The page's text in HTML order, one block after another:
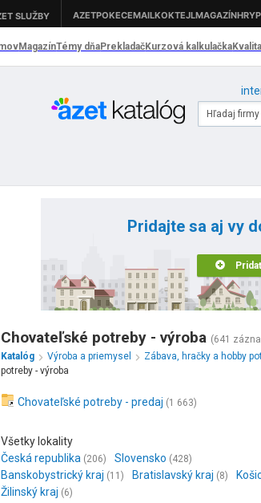
Pridajte sa aj vy
Chovateľské potreby - výroba (641
Katalóg
Výroba a priemysel Zábava, hračky a hobby
potreby - výroba
Chovateľské potreby - predaj (1 663)
Všetky lokality
Česká republika (206) Slovensko (428)
Banskobystrický kraj (11) Bratislavský kraj (8)
Žilinský kraj (6)